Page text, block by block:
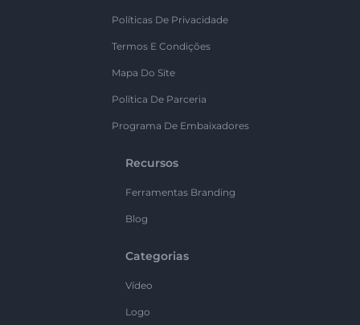
Políticas De Privacidade
Termos E Condições
Mapa Do Site
Política De Parceria
Programa De Embaixadores
Recursos
Ferramentas Branding
Blog
Categorias
Vídeo
Logo